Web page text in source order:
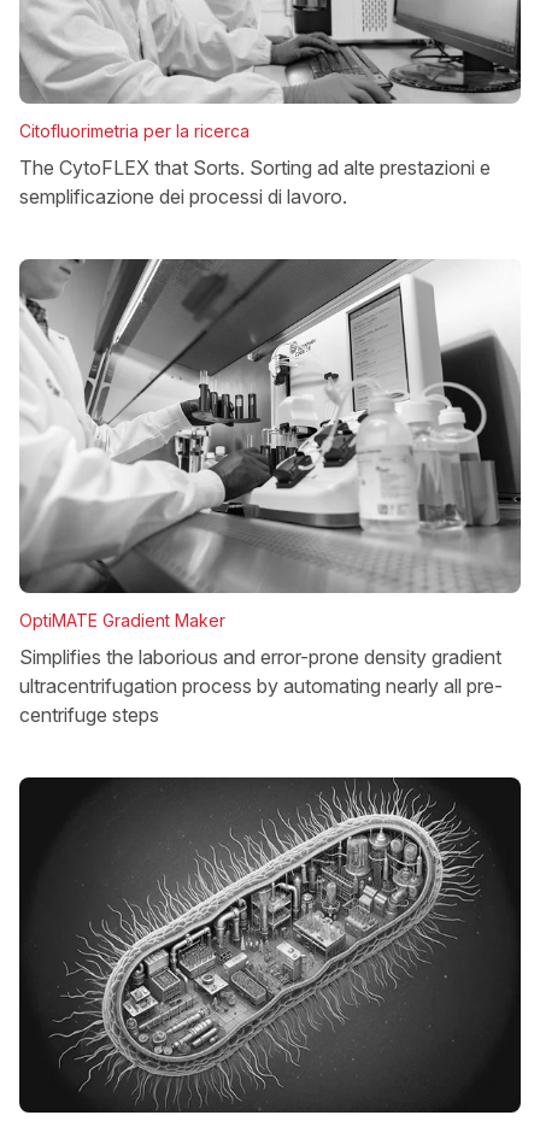
Citofluorimetria per la ricerca
The CytoFLEX that Sorts. Sorting ad alte prestazioni e
semplificazione dei processi di lavoro.
OptiMATE Gradient Maker
Simplifies the laborious and error-prone density gradient
ultracentrifugation process by automating nearly all pre-
centrifuge steps